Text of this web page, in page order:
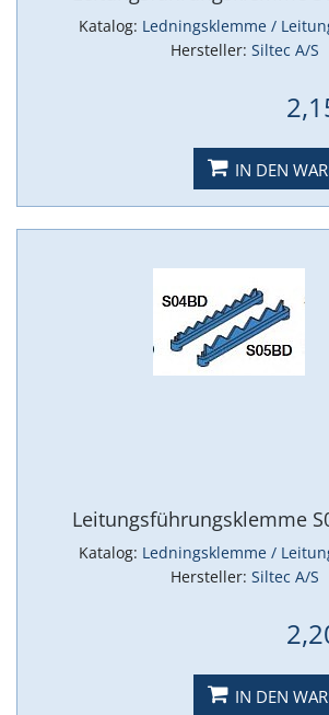
Katalog: Ledningsklemme /
Hersteller: Siltec A/S
IN DEN
Leitungsführungsklemme
Katalog: Ledningsklemme /
Hersteller: Siltec A/S
IN DEN